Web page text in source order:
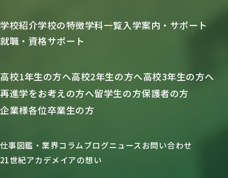
学校紹介学校の特徴学科一覧入学案内・サポート
就職・資格サポート
高校1年生の方へ高校2年生の方へ高校3年生の方へ
再進学をお考えの方へ留学生の方保護者の方
企業様各位卒業生の方
仕事図鑑・業界コラムブログニュースお問い合わせ
21世紀アカデメイアの想い